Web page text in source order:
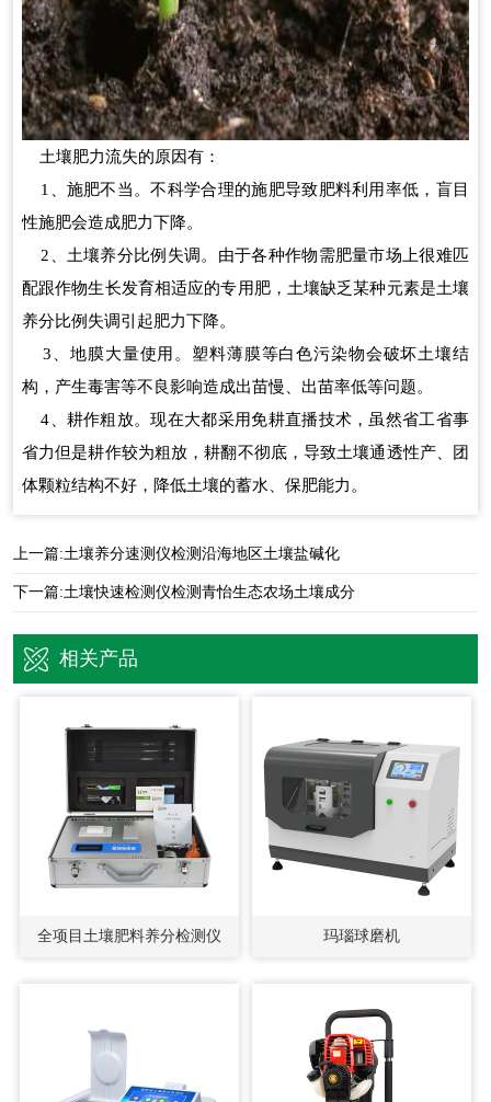
土壤肥力流失的原因有：
1、施肥不当。不科学合理的施肥导致肥料利用率低，盲目
性施肥会造成肥力下降。
2、土壤养分比例失调。由于各种作物需肥量市场上很难匹
配跟作物生长发育相适应的专用肥，土壤缺乏某种元素是土壤
养分比例失调引起肥力下降。
3、地膜大量使用。塑料薄膜等白色污染物会破坏土壤结
构，产生毒害等不良影响造成出苗慢、出苗率低等问题。
4、耕作粗放。现在大都采用免耕直播技术，虽然省工省事
省力但是耕作较为粗放，耕翻不彻底，导致土壤通透性产、团
体颗粒结构不好，降低土壤的蓄水、保肥能力。
上一篇:土壤养分速测仪检测沿海地区土壤盐碱化
下一篇:土壤快速检测仪检测青怡生态农场土壤成分
相关产品
全项目土壤肥料养分检测仪 玛瑙球磨机